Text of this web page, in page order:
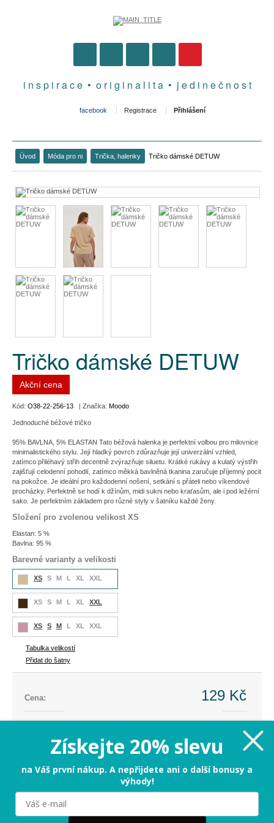
i n s p i r a c e • o r i g i n a l i t a • j e d i n e č n o s t
facebook Registrace Přihlášení
Úvod Móda pro ni Trička, halenky Tričko dámské DETUW
Tričko dámské DETUW
Akční cena
Kód: O38-22-256-13 | Značka: Moodo
Jednoduché béžové tričko
95% BAVLNA, 5% ELASTAN Tato béžová halenka je perfektní volbou pro milovnice
minimalistického stylu. Její hladký povrch zdůrazňuje její univerzální vzhled,
zatímco přiléhavý střih decentně zvýrazňuje siluetu. Krátké rukávy a kulatý výstřih
zajišťují celodenní pohodlí, zatímco měkká bavlněná tkanina zaručuje příjemný pocit
na pokožce. Je ideální pro každodenní nošení, setkání s přáteli nebo víkendové
procházky. Perfektně se hodí k džínům, midi sukni nebo kraťasům, ale i pod ležérní
sako. Je perfektním základem pro různé styly v šatníku každé ženy.
Složení pro zvolenou velikost XS
Elastan: 5 %
Bavlna: 95 %
Barevné varianty a velikosti
XS S M L XL XXL
XS S M L XL XXL
XS S M L XL XXL
Tabulka velikostí
Přidat do šatny
Cena: 129 Kč
-128 Kč (-50%)
PŘIDAT DO KOŠÍKU
Získejte 20% slevu
na Váš první nákup. A nepřijdete ani o další bonusy a
výhody!